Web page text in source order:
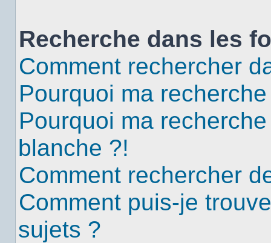
Recherche dans les
Comment rechercher
Pourquoi ma
Pourquoi ma
blanche ?!
Comment rechercher
Comment puis-je
sujets ?